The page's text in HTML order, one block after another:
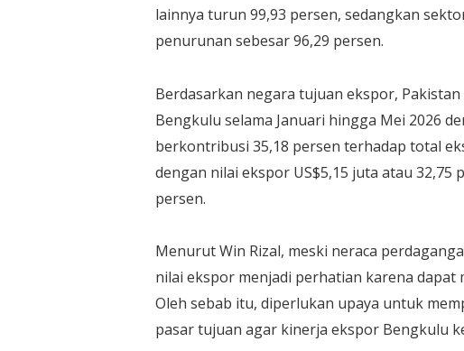
lainnya turun 99,93 persen, sedangkan
penurunan sebesar 96,29 persen.
Berdasarkan negara tujuan ekspor,
Bengkulu selama Januari hingga Mei 2026
berkontribusi 35,18 persen terhadap total
dengan nilai ekspor US$5,15 juta atau 32,75
persen.
Menurut Win Rizal, meski neraca
nilai ekspor menjadi perhatian karena
Oleh sebab itu, diperlukan upaya untuk
pasar tujuan agar kinerja ekspor Bengkulu